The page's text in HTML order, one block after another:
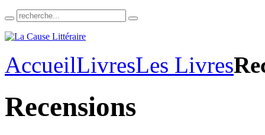
AccueilLivresLes Livres
Recensions